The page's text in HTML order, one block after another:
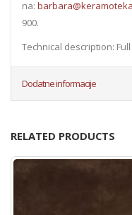
na:
900.
Technical description:
Dodatne informacije
RELATED PRODUCTS